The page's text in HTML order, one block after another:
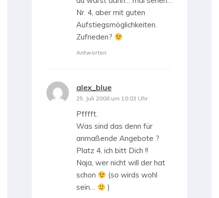
Nr. 4, aber mit guten
Aufstiegsmöglichkeiten.
Zufrieden?
Antworten
alex_blue
25. Juli 2008 um 10:03 Uhr
Pfffft.
Was sind das denn für
anmaßende Angebote ?
Platz 4, ich bitt Dich !!
Naja, wer nicht will der hat
schon
(so wirds wohl
sein…
)